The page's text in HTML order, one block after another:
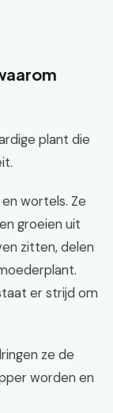
plant die
wortels. Ze
groeien uit
zitten, delen
er strijd om
ze de
worden en